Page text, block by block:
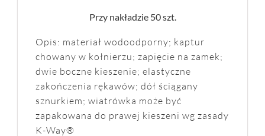
Przy nakładzie 50 szt.
Opis: materiał wodoodporny; kaptur
chowany w kołnierzu; zapięcie na zamek;
dwie boczne kieszenie; elastyczne
zakończenia rękawów; dół ściągany
sznurkiem; wiatrówka może być
zapakowana do prawej kieszeni wg zasady
K-Way®